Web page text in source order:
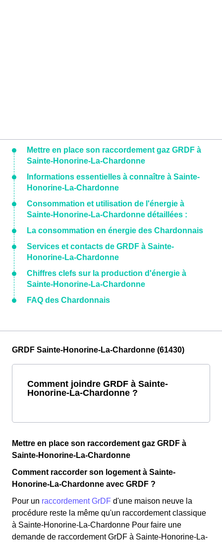
Mettre en place son raccordement gaz GRDF à
Sainte-Honorine-La-Chardonne
Informations essentielles à connaître à Sainte-
Honorine-La-Chardonne
Consommation et utilisation de l'énergie à
Sainte-Honorine-La-Chardonne détaillées :
La consommation en énergie des Chardonnais
Services et contacts de GRDF à Sainte-
Honorine-La-Chardonne
Chiffres clefs sur la production d'énergie à
Sainte-Honorine-La-Chardonne
FAQ des Chardonnais
GRDF Sainte-Honorine-La-Chardonne (61430)
Comment joindre GRDF à Sainte-
Honorine-La-Chardonne ?
Mettre en place son raccordement gaz GRDF à
Sainte-Honorine-La-Chardonne
Comment raccorder son logement à Sainte-
Honorine-La-Chardonne avec GRDF ?
Pour un raccordement GrDF d'une maison neuve la
procédure reste la même qu'un raccordement classique
à Sainte-Honorine-La-Chardonne Pour faire une
demande de raccordement GrDF à Sainte-Honorine-La-